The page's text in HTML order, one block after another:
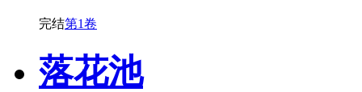
完结第1卷
落花池